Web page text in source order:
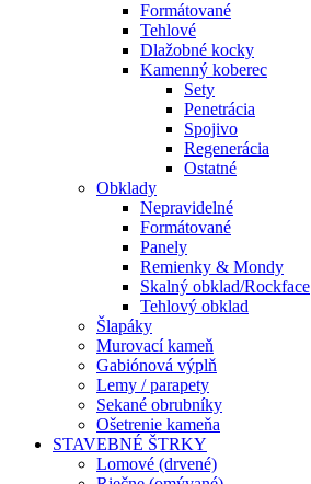
Formátované
Tehlové
Dlažobné kocky
Kamenný koberec
Sety
Penetrácia
Spojivo
Regenerácia
Ostatné
Obklady
Nepravidelné
Formátované
Panely
Remienky & Mondy
Skalný obklad/Rockface
Tehlový obklad
Šlapáky
Murovací kameň
Gabiónová výplň
Lemy / parapety
Sekané obrubníky
Ošetrenie kameňa
STAVEBNÉ ŠTRKY
Lomové (drvené)